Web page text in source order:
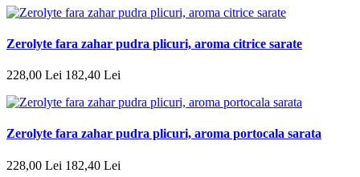
Zerolyte fara zahar pudra plicuri, aroma citrice sarate
228,00 Lei 182,40 Lei
Zerolyte fara zahar pudra plicuri, aroma portocala sarata
228,00 Lei 182,40 Lei